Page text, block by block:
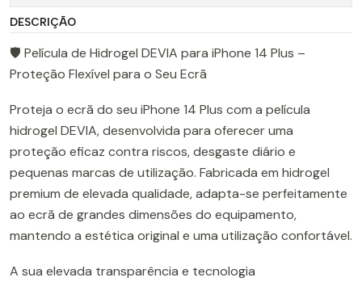
DESCRIÇÃO
🛡️ Película de Hidrogel DEVIA para iPhone 14 Plus –
Proteção Flexível para o Seu Ecrã
Proteja o ecrã do seu iPhone 14 Plus com a película
hidrogel DEVIA, desenvolvida para oferecer uma
proteção eficaz contra riscos, desgaste diário e
pequenas marcas de utilização. Fabricada em hidrogel
premium de elevada qualidade, adapta-se perfeitamente
ao ecrã de grandes dimensões do equipamento,
mantendo a estética original e uma utilização confortável.
A sua elevada transparência e tecnologia